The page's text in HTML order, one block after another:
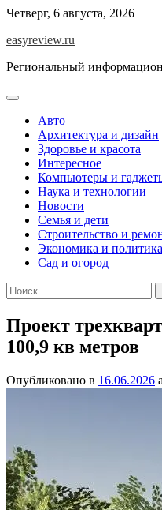
Перейти
содержимому
Четверг, 6 августа, 2026
easyreview.ru
Региональный
Авто
Архитектура и дизайн
Здоровье и красота
Интересное
Компьютеры и
Наука и технологии
Новости
Семья и дети
Строительство и
Экономика и политика
Сад и огород
Найти:
Проект
100,9 кв метров
Опубликовано в 16.06.2026